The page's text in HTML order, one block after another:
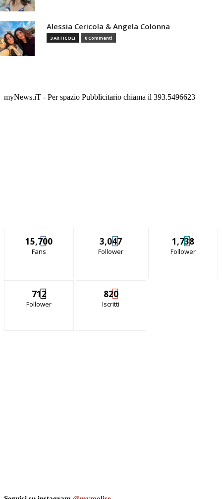
Alessia Cericola & Angela Colonna
3 ARTICOLI 0 Commenti
myNews.iT - Per spazio Pubblicitario chiama il 393.5496623
15,700
Fans
3,047
Follower
1,738
Follower
712
Follower
820
Iscritti